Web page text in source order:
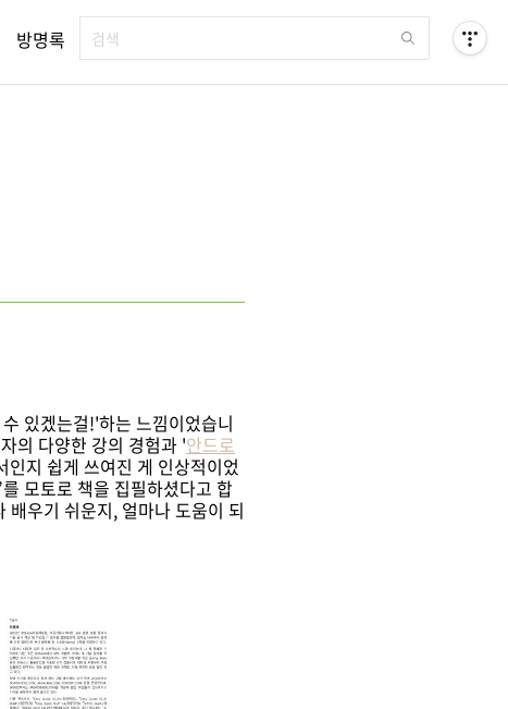
방명록
있겠는걸!'하는 느낌이었습니
의 다양한 강의 경험과 '안드로
지 쉽게 쓰여진 게 인상적이었
를 모토로 책을 집필하셨다고 합
우기 쉬운지, 얼마나 도움이 되